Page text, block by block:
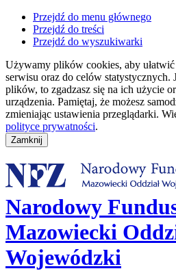
Przejdź do menu głównego
Przejdź do treści
Przejdź do wyszukiwarki
Używamy plików cookies, aby
serwisu oraz do celów statystycznych.
plików, to zgadzasz się na ich użycie
urządzenia. Pamiętaj, że możesz
zmieniając ustawienia przeglądarki.
polityce prywatności.
Narodowy
Mazowiecki
Wojewódzki